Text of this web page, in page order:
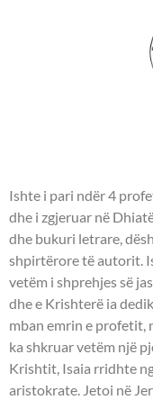
Shenjtori
Ishte i pari ndër 4
dhe i zgjeruar në
dhe bukuri letrare,
shpirtërore të autorit.
vetëm i shprehjes së
dhe e Krishterë ia
mban emrin e profetit,
ka shkruar vetëm një
Krishtit, Isaia rridhte
aristokrate. Jetoi në